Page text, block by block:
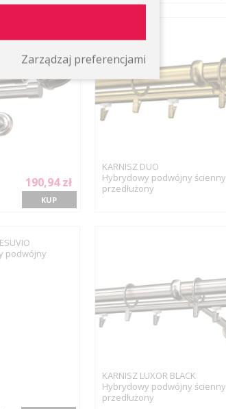
190,94 zł
KUP
KARNISZ DUO
Hybrydowy podwójny ścienny
przedłużony
podwójny
KARNISZ LUXOR BLACK
Hybrydowy podwójny ścienny
przedłużony
Zarządzaj preferencjami